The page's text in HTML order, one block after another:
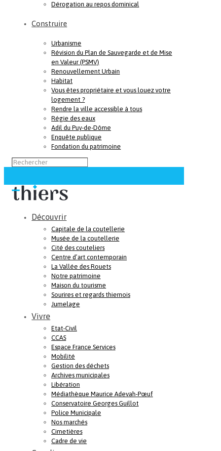
Dérogation au repos dominical
Construire
Urbanisme
Révision du Plan de Sauvegarde et de Mise
en Valeur (PSMV)
Renouvellement Urbain
Habitat
Vous êtes propriétaire et vous louez votre
logement ?
Rendre la ville accessible à tous
Régie des eaux
Adil du Puy-de-Dôme
Enquête publique
Fondation du patrimoine
Découvrir
Capitale de la coutellerie
Musée de la coutellerie
Cité des couteliers
Centre d’art contemporain
La Vallée des Rouets
Notre patrimoine
Maison du tourisme
Sourires et regards thiernois
Jumelage
Vivre
Etat-Civil
CCAS
Espace France Services
Mobilité
Gestion des déchets
Archives municipales
Libération
Médiathèque Maurice Adevah-Pœuf
Conservatoire Georges Guillot
Police Municipale
Nos marchés
Cimetières
Cadre de vie